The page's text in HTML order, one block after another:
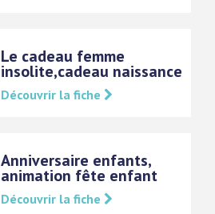
Le cadeau femme
insolite,cadeau naissance
Découvrir la fiche
Anniversaire enfants,
animation fête enfant
Découvrir la fiche